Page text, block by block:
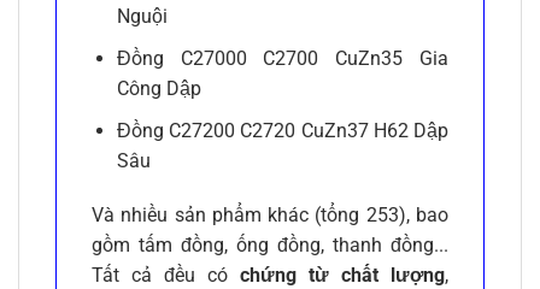
Nguội
Đồng C27000 C2700 CuZn35 Gia
Công Dập
Đồng C27200 C2720 CuZn37 H62 Dập
Sâu
Và nhiều sản phẩm khác (tổng 253), bao
gồm tấm đồng, ống đồng, thanh đồng...
Tất cả đều có chứng từ chất lượng,